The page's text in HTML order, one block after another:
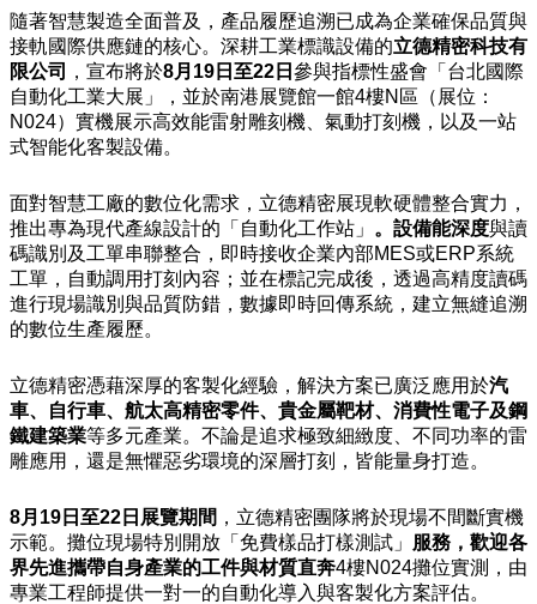
隨著智慧製造全面普及，產品履歷追溯已成為企業確保品質與
接軌國際供應鏈的核心。深耕工業標識設備的立德精密科技有
限公司
，宣布將於8月19日至22日 參與指標性盛會「台北國際
自動化工業大展」，並於南港展覽館一館4樓N區（展位：
N024）實機展示高效能雷射雕刻機、氣動打刻機，以及一站
式智能化客製設備。
面對智慧工廠的數位化需求，立德精密展現軟硬體整合實力，
推出專為現代產線設計的「自動化工作站」 。設備能深度與讀
碼識別及工單串聯整合，即時接收企業內部MES或ERP系統
工單，自動調用打刻內容；並在標記完成後，透過高精度讀碼
進行現場識別與品質防錯，數據即時回傳系統，建立無縫追溯
的數位生產履歷。
立德精密憑藉深厚的客製化經驗，解決方案已廣泛應用於汽
車、自行車、航太高精密零件、貴金屬靶材、消費性電子及鋼
鐵建築業等多元產業。不論是追求極致細緻度、不同功率的雷
雕應用，還是無懼惡劣環境的深層打刻，皆能量身打造。
8月19日至22日展覽期間 ，立德精密團隊將於現場不間斷實機
示範。攤位現場特別開放「免費樣品打樣測試」 服務，歡迎各
界先進攜帶自身產業的工件與材質直奔4樓N024攤位實測，由
專業工程師提供一對一的自動化導入與客製化方案評估。